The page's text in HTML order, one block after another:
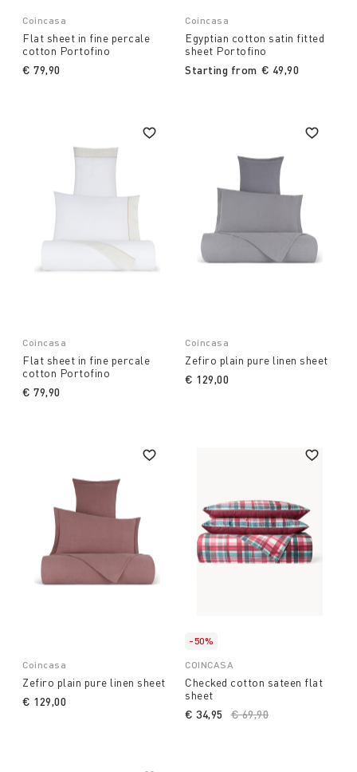
Coincasa
Flat sheet in fine percale
cotton Portofino
€ 79,90
Coincasa
Egyptian cotton satin fitted
sheet Portofino
Starting from € 49,90
Coincasa
Flat sheet in fine percale
cotton Portofino
€ 79,90
Coincasa
Zefiro plain pure linen sheet
€ 129,00
Coincasa
Zefiro plain pure linen sheet
€ 129,00
-50%
COINCASA
Checked cotton sateen flat
sheet
Price reduced from
€ 69,90
€ 34,95